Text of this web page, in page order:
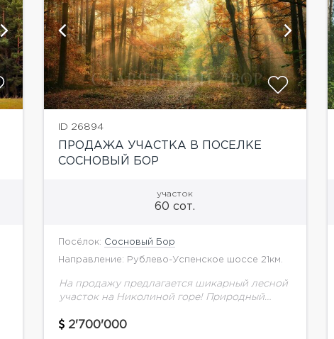
ID 26894
ПРОДАЖА УЧАСТКА В ПОСЕЛКЕ
СОСНОВЫЙ БОР
участок
60 сот.
Посёлок: Сосновый Бор
Направление: Рублево-Успенское шоссе 21км.
На продажу предлагается шикарный лесной
участок на Николиной горе! Природный
Удобный подъезд! Свой выход на
2'700'000
показать ещё 11 фотографий